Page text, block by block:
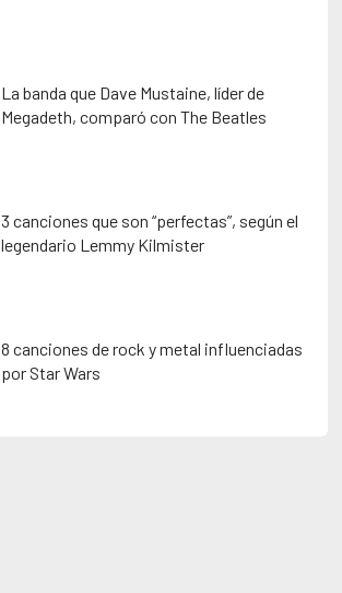
La banda que Dave Mustaine, líder de
Megadeth, comparó con The Beatles
3 canciones que son “perfectas”, según el
legendario Lemmy Kilmister
8 canciones de rock y metal influenciadas
por Star Wars